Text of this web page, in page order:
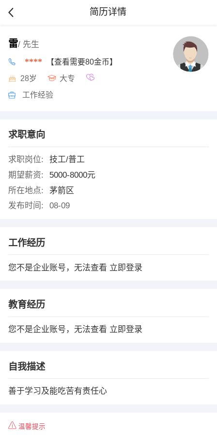
简历详情
雷/ 先生
**** 【查看需要80金币】
28岁 大专
工作经验
求职意向
求职岗位:
技工/普工
期望薪资:
5000-8000元
所在地点:
茅箭区
发布时间:
08-09
工作经历
您不是企业账号，无法查看 立即登录
教育经历
您不是企业账号，无法查看 立即登录
自我描述
善于学习及能吃苦有责任心
温馨提示